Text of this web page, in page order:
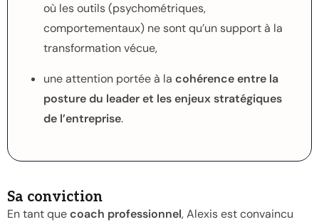
où les outils (psychométriques,
comportementaux) ne sont qu’un support à la
transformation vécue,
une attention portée à la cohérence entre la
posture du leader et les enjeux stratégiques
de l’entreprise.
Sa conviction
En tant quecoach professionnel, Alexis est convaincu